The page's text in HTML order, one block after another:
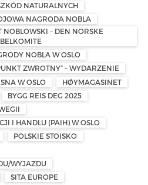
NATURALNYCH
NAGRODA NOBLA
– DEN NORSKE
NOBLA W OSLO
ZWROTNY” – WYDARZENIE
W OSLO
HØYMAGASINET
BYGG REIS DEG 2025
I HANDLU (PAIH) W OSLO
POLSKIE STOISKO
WYJAZDU
SITA EUROPE